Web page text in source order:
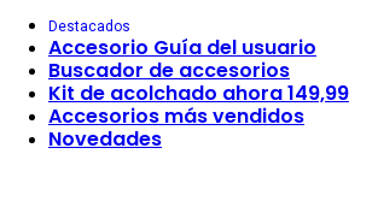
Destacados
Accesorio Guía del usuario
Buscador de accesorios
Kit de acolchado ahora 149,99
Accesorios más vendidos
Novedades